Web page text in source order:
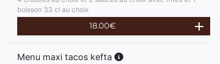
boisson 33 cl au choix
18.00€
Menu maxi tacos kefta